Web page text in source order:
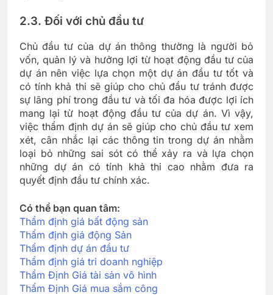
2.3. Đối với chủ đầu tư
Chủ đầu tư của dự án thông thường là người bỏ
vốn, quản lý và hưởng lợi từ hoạt động đầu tư của
dự án nên việc lựa chọn một dự án đầu tư tốt và
có tính khả thi sẽ giúp cho chủ đầu tư tránh được
sự lãng phí trong đầu tư và tối đa hóa được lợi ích
mang lại từ hoạt động đầu tư của dự án. Vì vậy,
việc thẩm định dự án sẽ giúp cho chủ đầu tư xem
xét, cân nhắc lại các thông tin trong dự án nhằm
loại bỏ những sai sót có thể xảy ra và lựa chọn
những dự án có tính khả thi cao nhằm đưa ra
quyết định đầu tư chính xác.
Có thể bạn quan tâm:
Thẩm định giá bất động sản
Thẩm định giá động Sản
Thẩm định dự án đầu tư
Thẩm định giá tri doanh nghiệp
Thẩm Định Giá tài sản vô hình
Thẩm Định Giá mua sắm công